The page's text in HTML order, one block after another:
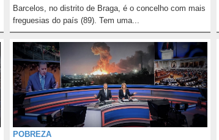
Barcelos, no distrito de Braga, é o concelho com mais
freguesias do país (89). Tem uma...
POBREZA